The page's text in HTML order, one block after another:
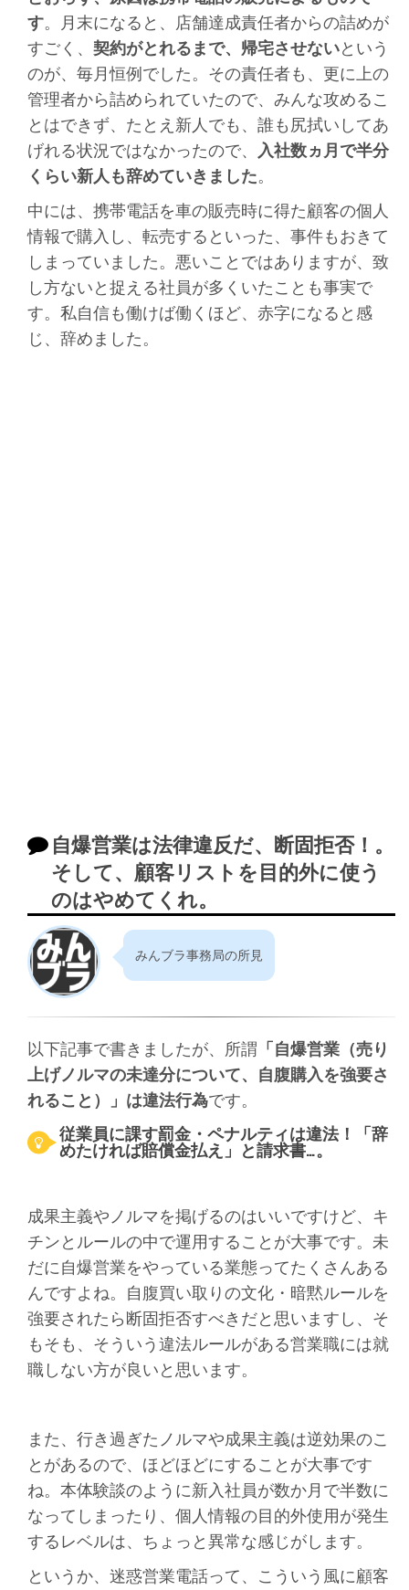
す。月末になると、店舗達成責任者からの詰めが
すごく、 契約がとれるまで、帰宅させないという
のが、毎月恒例でした。その責任者も、更に上の
管理者から詰められていたので、みんな攻めるこ
とはできず、たとえ新人でも、誰も尻拭いしてあ
げれる状況ではなかったので、
入社数ヵ月で半分
くらい新人も辞めていきました。
中には、携帯電話を車の販売時に得た顧客の個人
情報で購入し、転売するといった、事件もおきて
しまっていました。悪いことではありますが、致
し方ないと捉える社員が多くいたことも事実で
す。私自信も働けば働くほど、赤字になると感
じ、辞めました。
自爆営業は法律違反だ、断固拒否！。
そして、顧客リストを目的外に使う
のはやめてくれ。
みんブラ事務局の所見
以下記事で書きましたが、所謂 「自爆営業（売り
上げノルマの未達分について、自腹購入を強要さ
れること）」は違法行為です。
従業員に課す罰金・ペナルティは違法！「辞
めたければ賠償金払え」と請求書…。
成果主義やノルマを掲げるのはいいですけど、キ
チンとルールの中で運用することが大事です。未
だに自爆営業をやっている業態ってたくさんある
んですよね。自腹買い取りの文化・暗黙ルールを
強要されたら断固拒否すべきだと思いますし、そ
もそも、そういう違法ルールがある営業職には就
職しない方が良いと思います。
また、行き過ぎたノルマや成果主義は逆効果のこ
とがあるので、ほどほどにすることが大事です
ね。本体験談のように新入社員が数か月で半数に
なってしまったり、個人情報の目的外使用が発生
するレベルは、ちょっと異常な感じがします。
というか、迷惑営業電話って、こういう風に顧客